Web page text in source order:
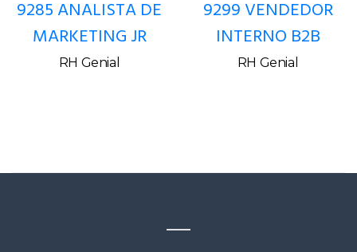
9285 ANALISTA DE
MARKETING JR
RH Genial
9299 VENDEDOR
INTERNO B2B
RH Genial